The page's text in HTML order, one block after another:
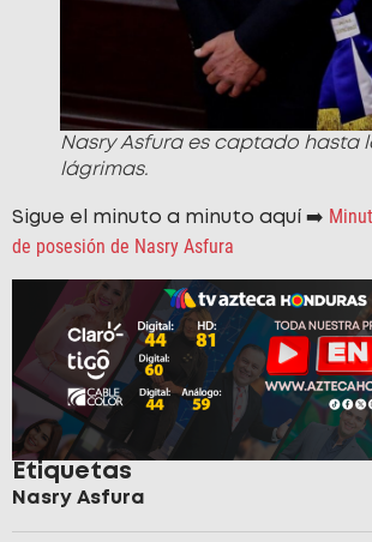
Nasry Asfura es captado hasta
lágrimas.
Sigue el minuto a minuto aquí ➡️
de posesión de Nasry Asfura
Etiquetas
Nasry Asfura